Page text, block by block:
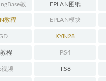
教 EPLAN图纸
教程 EPLAN模块
KYN28
程 PS4
视频 TS8